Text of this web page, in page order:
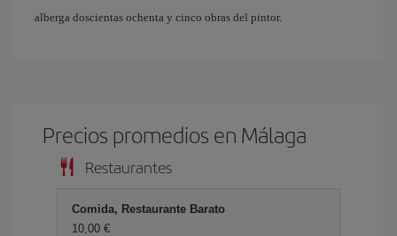
alberga doscientas ochenta y cinco obras del pintor.
Precios promedios en Málaga
Restaurantes
Comida, Restaurante Barato
10,00 €